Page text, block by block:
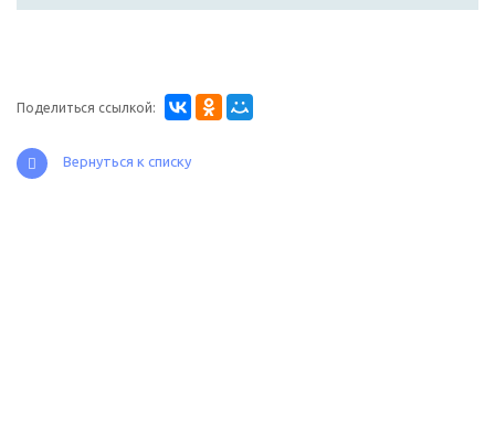
Поделиться ссылкой:
Вернуться к списку